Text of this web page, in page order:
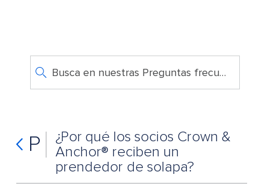
Busca en nuestras Preguntas frecuentes
P
¿Por qué los socios Crown &
Anchor® reciben un
prendedor de solapa?